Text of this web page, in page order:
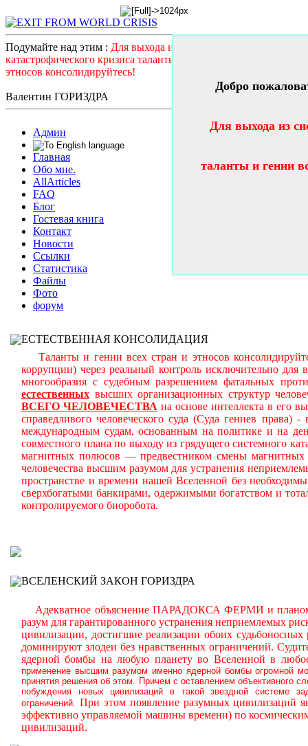
Подумайте над этим : Для выхода из системного
катастрофического кризиса таланты и гении всех стран и
этносов консолидируйтесь!
Валентин ГОРИЗДРА
Админ
Главная
Обо мне.
AllArticles
FAQ
Блог
Гостевая книга
Контакт
Новости
Ссылки
Статистика
Файлы
Фото
форум
ЕСТЕСТВЕННАЯ КОНСОЛИДАЦИЯ
Таланты и гении всех стран и этносов
коррупции) через реальный контроль исключительно
многообразия с судебным разрешением фатальных
естественных высших организационных структур
ВСЕГО ЧЕЛОВЕЧЕСТВА на основе интеллекта в его
справедливого человеческого суда (Суда гениев
международным судам, основанным на политике и на
совместного плана по выходу из грядущего системного
магнитных полюсов — предвестником смены магнитных
человечества высшим разумом для устранения
пространстве и времени нашей Вселенной без
сверхбогатыми банкирами, одержимыми богатством и
контролируемого биоробота.
ВСЕЛЕНСКИЙ ЗАКОН ГОРИЗДРА
Адекватное объяснение ПАРАДОКСА ФЕРМИ и
разум для гарантированного устранения неприемлемых
цивилизации, достигшие реализации обоих
доминируют злодеи без нравственных ограничений.
ядерной бомбы на любую планету во Вселенной в
применение высшим разумом именно ядерной бомбы огромной
принятия решения об этом. Причем с оставлением объективного
побуждения новых цивилизаций в такой звездной системе
ограничений. При этом появление разумных цивилизаций
эффективно управляемой машины времени) по
цивилизаций.
Добро
Для выхода из
таланты и гении